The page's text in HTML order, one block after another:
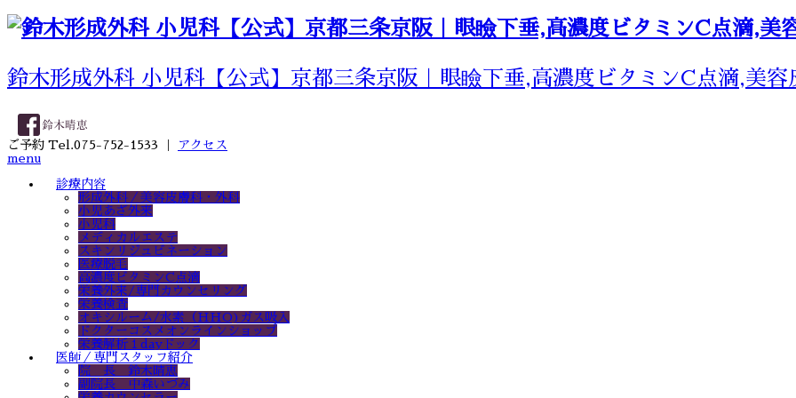
鈴木形成外科 小児科【公式】京都三条京阪｜眼瞼下垂,高濃度ビタミンC点滴,美容
ご予約 Tel.075-752-1533 ｜
アクセス
menu
診療内容
形成外科／美容皮膚科・外科
小児あざ外来
小児科
メディカルエステ
スキンリジュビネーション
医療脱毛
高濃度ビタミンC点滴
栄養外来/専門カウンセリング
栄養検査
オキシルーム/水素（HHO)ガス吸入
ドクターコスメオンラインショップ
栄養解析１dayドック
医師／専門スタッフ紹介
院 長 鈴木晴恵
副院長 中森いづみ